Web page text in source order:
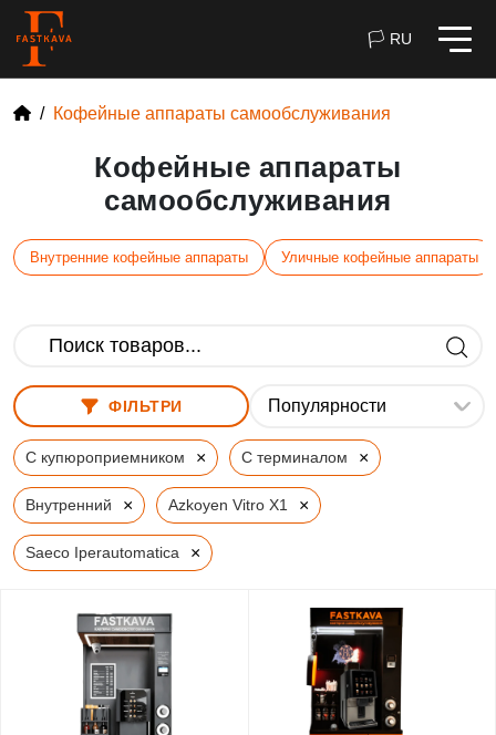
🏳 RU
Кофейные аппараты самообслуживания
Кофейные аппараты
самообслуживания
Внутренние кофейные аппараты Уличные кофейные аппараты
ФІЛЬТРИ
С купюроприемником × С терминалом ×
Внутренний × Azkoyen Vitro X1 ×
Saeco Iperautomatica ×